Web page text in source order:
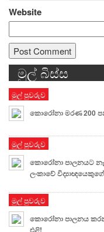
Website
Alternative:
මුල් බිස්ස
මුල් පුවරුව
කොරෝනා මරණ 200
මුල් පුවරුව
කොරෝනා පාලනයට
ලංකාවේ
මුල් පුවරුව
කොරෝනා පාලනය
එළි!